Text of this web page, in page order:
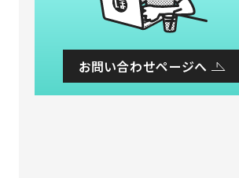
お問い合わせページへ